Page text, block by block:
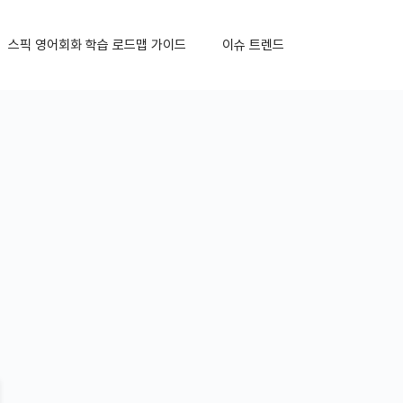
스픽 영어회화 학습 로드맵 가이드 이슈 트렌드